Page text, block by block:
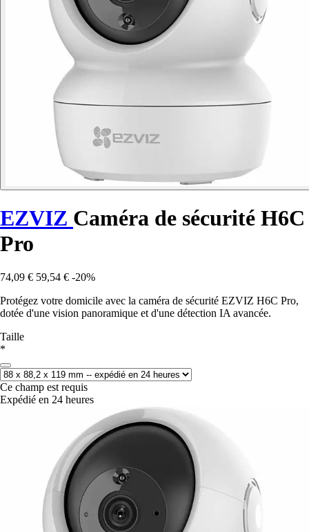
EZVIZ Caméra de sécurité H6C
Pro
74,09 € 59,54 € -20%
Protégez votre domicile avec la caméra de sécurité EZVIZ H6C Pro,
dotée d'une vision panoramique et d'une détection IA avancée.
Taille
*
Ce champ est requis
Expédié en 24 heures